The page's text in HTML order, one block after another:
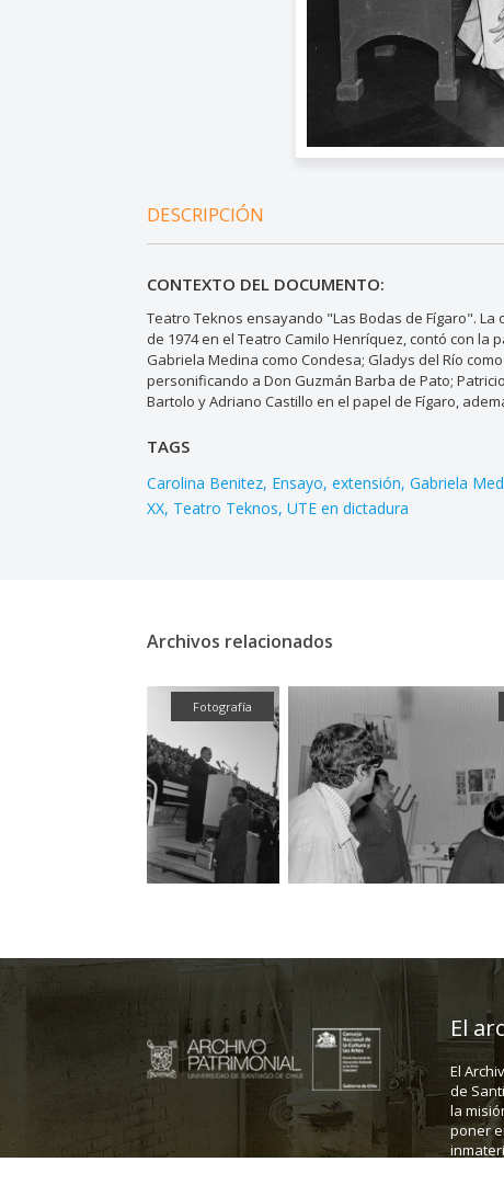
DESCRIPCIÓN
CONTEXTO DEL DOCUMENTO:
Teatro Teknos ensayando "Las Bodas de Fígaro".
de 1974 en el Teatro Camilo Henríquez, contó con la
Gabriela Medina como Condesa; Gladys del Río
personificando a Don Guzmán Barba de Pato;
Bartolo y Adriano Castillo en el papel de Fígaro,
TAGS
Carolina Benitez Ensayo extensión Gabriela
XX Teatro Teknos UTE en dictadura
Archivos relacionados
Fotografía
El
El
de
la
poner